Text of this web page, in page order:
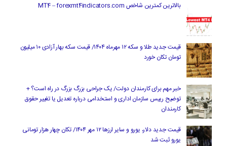
بالاترین کمترین شاخص MT4 – forexmt4indicators.com
قیمت جدید طلا و سکه ۱۲ مهرماه ۱۴۰۴/ قیمت سکه بهار آزادی ۱۰ میلیون
تومان تکان خورد
خبر مهم برای کارمندان دولت/ یک جراحی بزرگ بزرگ در راه است؟ +
توضیح رییس سازمان اداری و استخدامی درباره تعدیل یا تغییر حقوق
کارمندان
قیمت جدید دلار، یورو و سایر ارزها ۱۲ مهر ۱۴۰۴/ تکان چهار هزار تومانی
یورو ثبت شد